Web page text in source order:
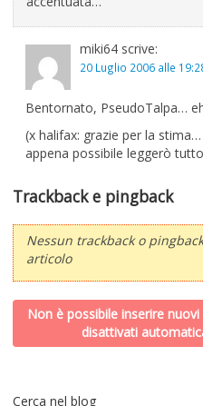
miki64 scrive:
20 Luglio 2006 alle
Bentornato, PseudoTalpa…
(x halifax: grazie per la
appena possibile leggerò
Trackback e pingback
Nessun trackback o
articolo
Non è possibile inserire
disattivati
Cerca nel blog